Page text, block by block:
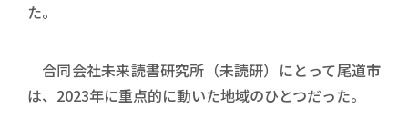
た。
合同会社未来読書研究所（未読研）にとって尾道市
は、2023年に重点的に動いた地域のひとつだった。